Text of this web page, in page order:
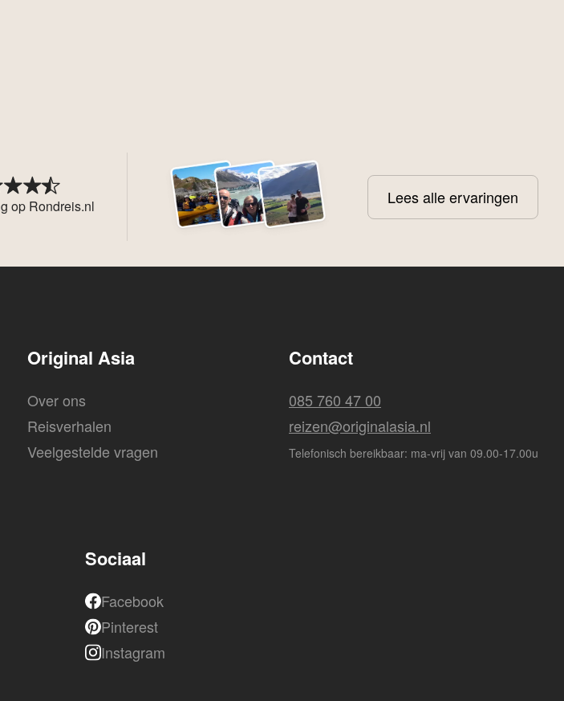
op Rondreis.nl Lees alle ervaringen
Original Asia
Over ons
Reisverhalen
Veelgestelde vragen
Contact
085 760 47 00
reizen@originalasia.nl
Telefonisch bereikbaar: ma-vrij van 09.00-17.00u
Sociaal
Facebook
Pinterest
Instagram